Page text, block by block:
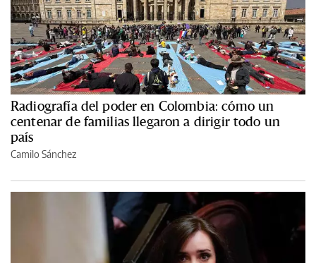
Radiografía del poder en Colombia: cómo un
centenar de familias llegaron a dirigir todo un
país
Camilo Sánchez